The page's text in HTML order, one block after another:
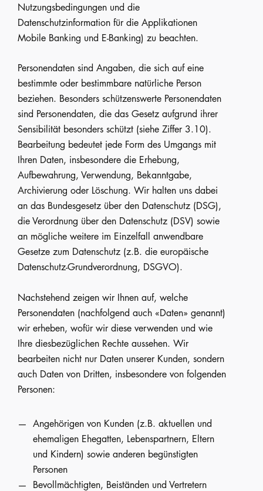
Nutzungsbedingungen und die
Datenschutzinformation für die Applikationen
Mobile Banking und E-Banking) zu beachten.
Personendaten sind Angaben, die sich auf eine
bestimmte oder bestimmbare natürliche Person
beziehen. Besonders schützenswerte Personendaten
sind Personendaten, die das Gesetz aufgrund ihrer
Sensibilität besonders schützt (siehe Ziffer 3.10).
Bearbeitung bedeutet jede Form des Umgangs mit
Ihren Daten, insbesondere die Erhebung,
Aufbewahrung, Verwendung, Bekanntgabe,
Archivierung oder Löschung. Wir halten uns dabei
an das Bundesgesetz über den Datenschutz (DSG),
die Verordnung über den Datenschutz (DSV) sowie
an mögliche weitere im Einzelfall anwendbare
Gesetze zum Datenschutz (z.B. die europäische
Datenschutz-Grundverordnung, DSGVO).
Nachstehend zeigen wir Ihnen auf, welche
Personendaten (nachfolgend auch «Daten» genannt)
wir erheben, wofür wir diese verwenden und wie
Ihre diesbezüglichen Rechte aussehen. Wir
bearbeiten nicht nur Daten unserer Kunden, sondern
auch Daten von Dritten, insbesondere von folgenden
Personen:
Angehörigen von Kunden (z.B. aktuellen und
ehemaligen Ehegatten, Lebenspartnern, Eltern
und Kindern) sowie anderen begünstigten
Personen
Bevollmächtigten, Beiständen und Vertretern